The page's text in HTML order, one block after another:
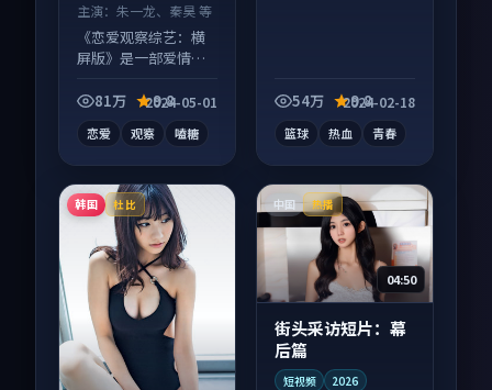
主演： 朱一龙、秦昊 等
《恋爱观察综艺：横
屏版》是一部爱情向
层层推进，尾声常有
81万 9.8
2024-05-01
恋爱 观察 嗑糖
54万 9.8
2024-02-18
篮球 热血 青春
韩国 杜比 中国 热播
04:50
街头采访短片：幕
后篇
短视频 2026